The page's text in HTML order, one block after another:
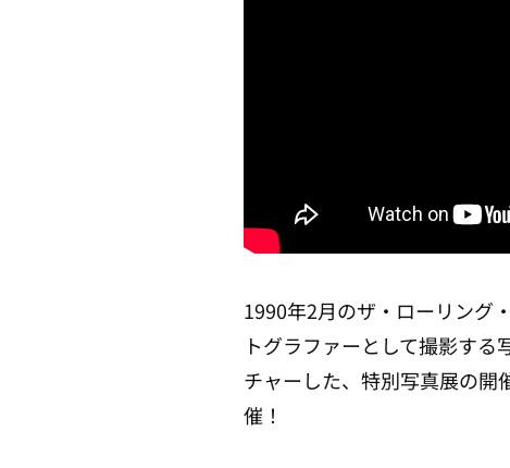
1990年2月のザ・ローリング
トグラファーとして撮影す
チャーした、特別写真展の開
催！